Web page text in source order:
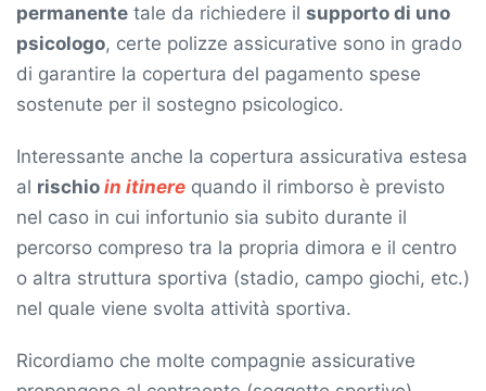
permanente tale da richiedere il supporto di uno
psicologo, certe polizze assicurative sono in grado
di garantire la copertura del pagamento spese
sostenute per il sostegno psicologico.
Interessante anche la copertura assicurativa estesa
al rischio in itinere quando il rimborso è previsto
nel caso in cui infortunio sia subito durante il
percorso compreso tra la propria dimora e il centro
o altra struttura sportiva (stadio, campo giochi, etc.)
nel quale viene svolta attività sportiva.
Ricordiamo che molte compagnie assicurative